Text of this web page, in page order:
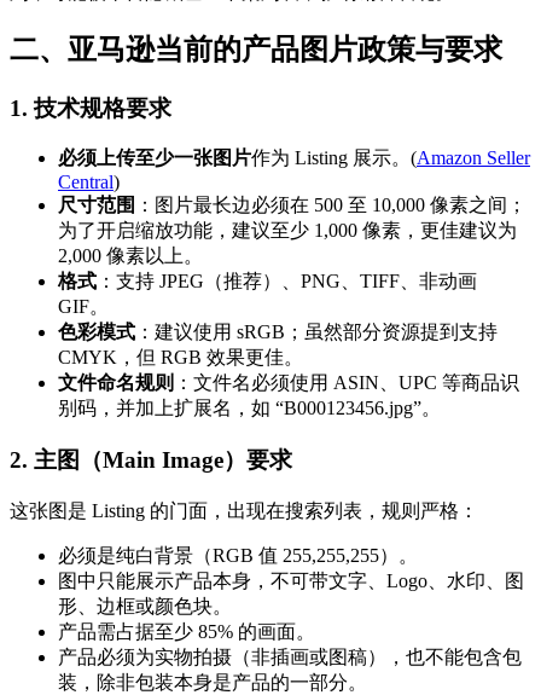
二、亚马逊当前的产品图片政策与要求
1. 技术规格要求
必须上传至少一张图片作为 Listing 展示。(Amazon Seller
Central)
尺寸范围 ：图片最长边必须在 500 至 10,000 像素之间；
为了开启缩放功能，建议至少 1,000 像素，更佳建议为
2,000 像素以上。
格式 ：支持 JPEG（推荐）、PNG、TIFF、非动画
GIF。
色彩模式 ：建议使用 sRGB；虽然部分资源提到支持
CMYK，但 RGB 效果更佳。
文件命名规则 ：文件名必须使用 ASIN、UPC 等商品识
别码，并加上扩展名，如 “B000123456.jpg”。
2. 主图（Main Image）要求
这张图是 Listing 的门面，出现在搜索列表，规则严格：
必须是纯白背景（RGB 值 255,255,255）。
图中只能展示产品本身，不可带文字、Logo、水印、图
形、边框或颜色块。
产品需占据至少 85% 的画面。
产品必须为实物拍摄（非插画或图稿），也不能包含包
装，除非包装本身是产品的一部分。